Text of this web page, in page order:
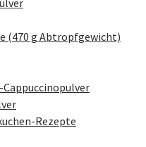
(470 g Abtropfgewicht)
Rezepte